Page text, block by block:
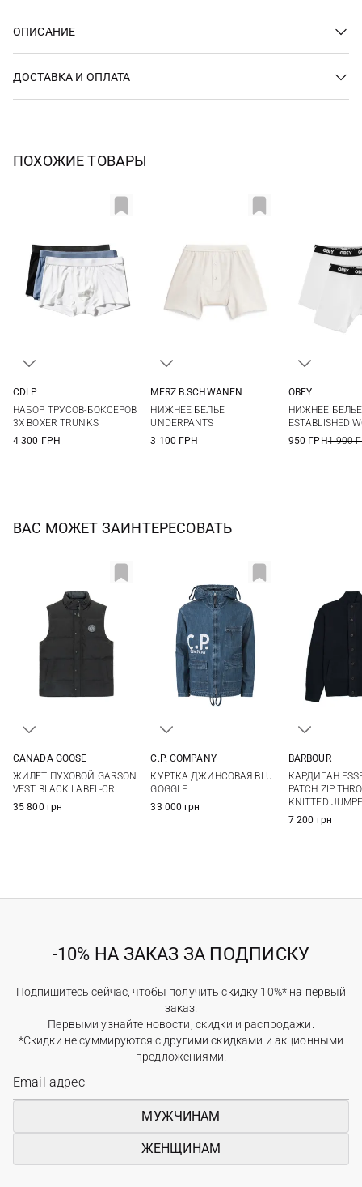
ОПИСАНИЕ
ДОСТАВКА И ОПЛАТА
ПОХОЖИЕ ТОВАРЫ
3XL
CDLP
НАБОР ТРУСОВ-БОКСЕРОВ
3X BOXER TRUNKS
4 300 ГРН
XXL
MERZ B.SCHWANEN
НИЖНЕЕ БЕЛЬЕ
UNDERPANTS
3 100 ГРН
XXL
OBEY
НИЖНЕЕ БЕЛЬЕ
ESTABLISHED
950 ГРН1 900
ВАС МОЖЕТ ЗАИНТЕРЕСОВАТЬ
3XL
CANADA GOOSE
ЖИЛЕТ ПУХОВОЙ GARSON
VEST BLACK LABEL-CR
35 800 грн
56
C.P. COMPANY
КУРТКА ДЖИНСОВАЯ BLU
GOGGLE
33 000 грн
XXL
BARBOUR
КАРДИГАН
PATCH ZIP
KNITTED
7 200 грн
-10% НА ЗАКАЗ ЗА ПОДПИСКУ
Подпишитесь сейчас, чтобы получить скидку 10%* на первый
заказ.
Первыми узнайте новости, скидки и распродажи.
*Скидки не суммируются с другими скидками и акционными
предложениями.
МУЖЧИНАМ
ЖЕНЩИНАМ